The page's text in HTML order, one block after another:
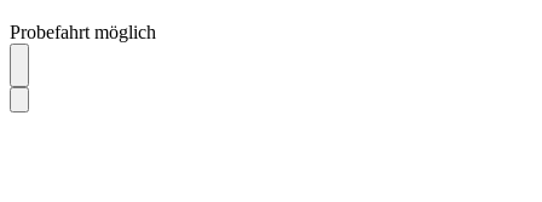
Probefahrt möglich